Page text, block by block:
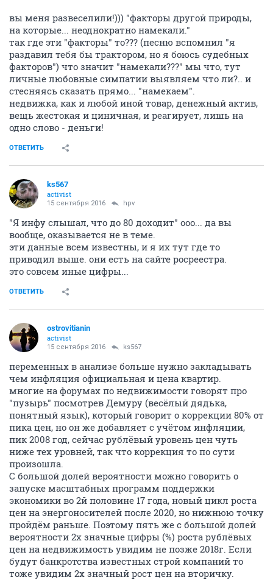
вы меня развеселили!))) "факторы другой природы,
на которые... неоднократно намекали."
так где эти "факторы" то??? (песню вспомнил "я
раздавил тебя бы трактором, но я боюсь судебных
факторов") что значит "намекали???" мы что, тут
личные любовные симпатии выявляем что ли?.. и
стесняясь сказать прямо... "намекаем".
недвижка, как и любой иной товар, денежный актив,
вещь жестокая и циничная, и реагирует, лишь на
одно слово - деньги!
ОТВЕТИТЬ
ks567
activist
15 сентября 2016 hpv
"Я инфу слышал, что до 80 доходит" ооо... да вы
вообще, оказывается не в теме.
эти данные всем известны, и я их тут где то
приводил выше. они есть на сайте росреестра.
это совсем иные цифры...
ОТВЕТИТЬ
ostrovitianin
activist
15 сентября 2016 ks567
переменных в анализе больше нужно закладывать
чем инфляция официальная и цена квартир.
многие на форумах по недвижимости говорят про
"пузырь" посмотрев Демуру (весёлый дядька,
понятный язык), который говорит о коррекции 80% от
пика цен, но он же добавляет с учётом инфляции,
пик 2008 год, сейчас рублёвый уровень цен чуть
ниже тех уровней, так что коррекция то по сути
произошла.
С большой долей вероятности можно говорить о
запуске масштабных программ поддержки
экономики во 2й половине 17 года, новый цикл роста
цен на энергоносителей после 2020, но нижнюю точку
пройдём раньше. Поэтому пять же с большой долей
вероятности 2х значные цифры (%) роста рублёвых
цен на недвижимость увидим не позже 2018г. Если
будут банкротства известных строй компаний то
тоже увидим 2х значный рост цен на вторичку.